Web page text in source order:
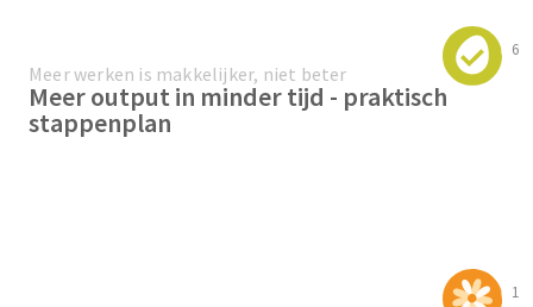
6
Meer werken is makkelijker, niet beter
Meer output in minder tijd - praktisch
stappenplan
1